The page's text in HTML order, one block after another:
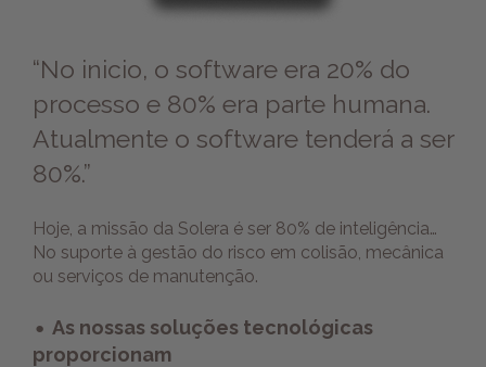
“No inicio, o software era 20% do
processo e 80% era parte humana.
Atualmente o software tenderá a ser
80%.”
Hoje, a missão da Solera é ser 80% de inteligência…
No suporte à gestão do risco em colisão, mecânica
ou serviços de manutenção.
· As nossas soluções tecnológicas
proporcionam